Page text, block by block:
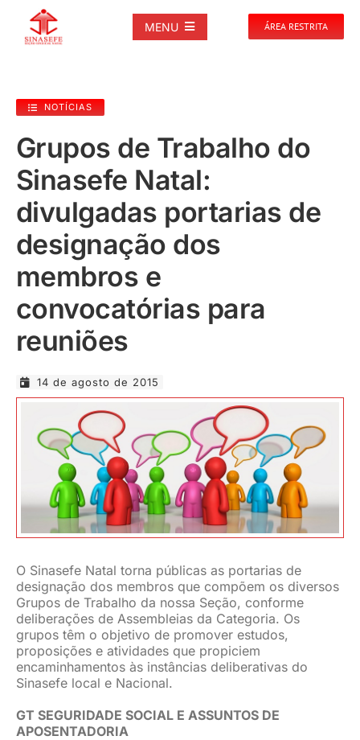
MENU
NOTÍCIAS
PUBLICAÇÕES
DOCUMENTOS
GALERIAS
EVENTOS
JURÍDICO
CLUBE
CONTATO
ÁREA RESTRITA
NOTÍCIAS
Grupos de Trabalho do
Sinasefe Natal:
divulgadas portarias de
designação dos
membros e
convocatórias para
reuniões
14 de agosto de 2015
O Sinasefe Natal torna públicas as portarias de
designação dos membros que compõem os diversos
Grupos de Trabalho da nossa Seção, conforme
deliberações de Assembleias da Categoria. Os
grupos têm o objetivo de promover estudos,
proposições e atividades que propiciem
encaminhamentos às instâncias deliberativas do
Sinasefe local e Nacional.
GT SEGURIDADE SOCIAL E ASSUNTOS DE
APOSENTADORIA